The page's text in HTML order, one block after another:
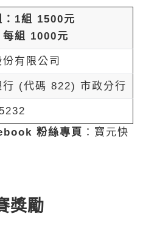
：1組 1500元
每組 1000元
有限公司
行 (代碼 822) 市政分行
粉絲專頁 ： 寶元快
獎勵